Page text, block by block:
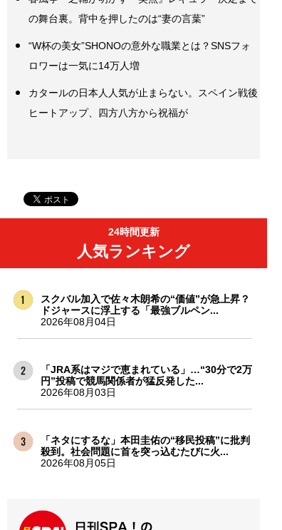
の舞台裏。背中を押したのは“妻の言葉”
“W杯の美女”SHONOの意外な職業とは？SNSフォ
ロワーは一気に14万人増
カタールの日本人人気が止まらない。スペイン戦後
ヒートアップ、四方八方から祝福が
24時間更新
人気ランキング
スクバル加入で佐々木朗希の“価値”が急上昇？
ドジャースに浮上する「最強ブルペン...
2026年08月04日
「JRA系はマジで恵まれている」…“30分で2万
円”投稿で競馬関係者が猛反発した...
2026年08月03日
「ネタにするな」本田圭佑の“移民投稿”に批判
殺到。社会問題に首を突っ込むたびに火...
2026年08月05日